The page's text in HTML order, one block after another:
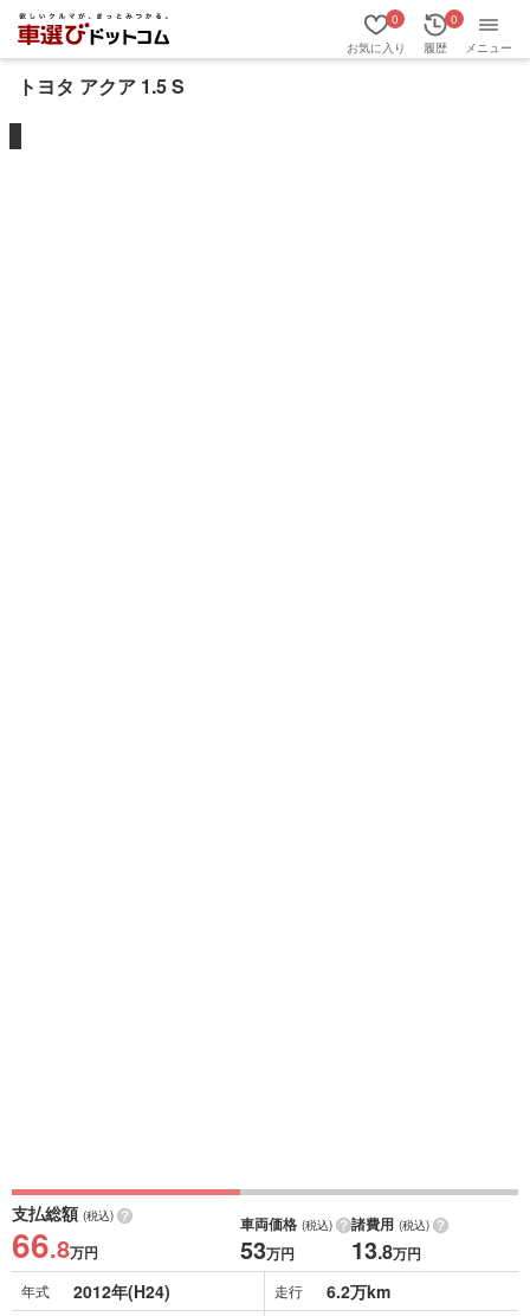
お気に入り
0
履歴
0
メニュー
トヨタ アクア 1.5 S
支払総額 (税込)
66.8万円
車両価格 (税込)
53万円
諸費用 (税込)
13.8万円
年式 2012年(H24) 走行 6.2万km